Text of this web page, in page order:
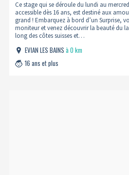
Ce stage qui se déroule du lundi au
accessible dès 16 ans, est destiné aux
grand ! Embarquez à bord d’un Surprise,
moniteur et venez découvrir la beauté du
long des côtes suisses et…
EVIAN LES BAINSà 0 km
16 ans et plus